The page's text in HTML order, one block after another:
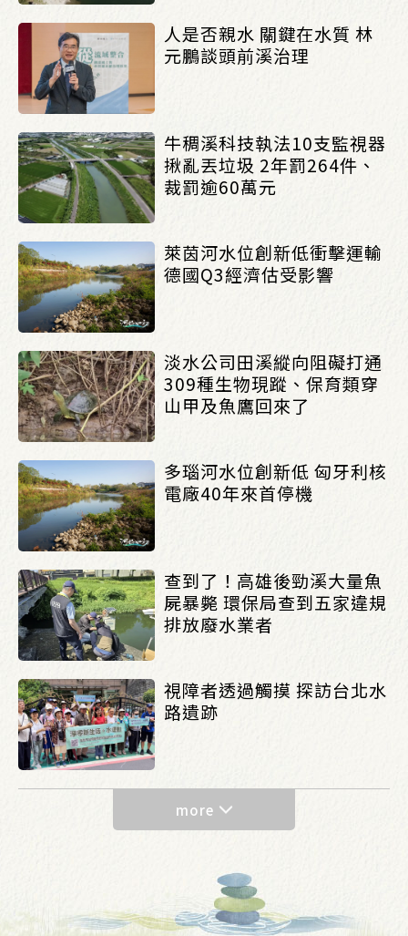
人是否親水 關鍵在水質 林
元鵬談頭前溪治理
牛稠溪科技執法10支監視器
揪亂丟垃圾 2年罰264件、
裁罰逾60萬元
萊茵河水位創新低衝擊運輸
德國Q3經濟估受影響
淡水公司田溪縱向阻礙打通
309種生物現蹤、保育類穿
山甲及魚鷹回來了
多瑙河水位創新低 匈牙利核
電廠40年來首停機
查到了！高雄後勁溪大量魚
屍暴斃 環保局查到五家違規
排放廢水業者
視障者透過觸摸 探訪台北水
路遺跡
more